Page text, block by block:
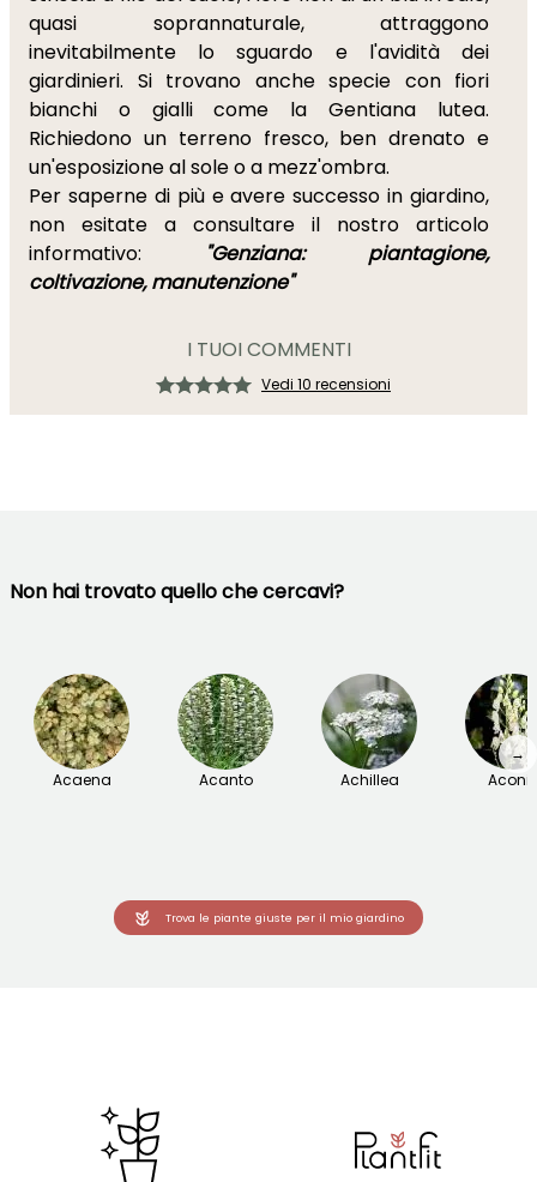
quasi soprannaturale, attraggono
inevitabilmente lo sguardo e l'avidità dei
giardinieri. Si trovano anche specie con fiori
bianchi o gialli come la Gentiana lutea.
Richiedono un terreno fresco, ben drenato e
un'esposizione al sole o a mezz'ombra.
Per saperne di più e avere successo in giardino,
non esitate a consultare il nostro articolo
informativo:
"Genziana: piantagione,
coltivazione, manutenzione"
I TUOI COMMENTI
Vedi 10 recensioni
Non hai trovato quello che cercavi?
Acaena Acanto Achillea Aconiti
→
Trova le piante giuste per il mio giardino